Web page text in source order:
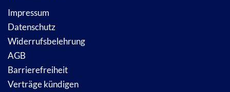
Impressum
Datenschutz
Widerrufsbelehrung
AGB
Barrierefreiheit
Verträge kündigen